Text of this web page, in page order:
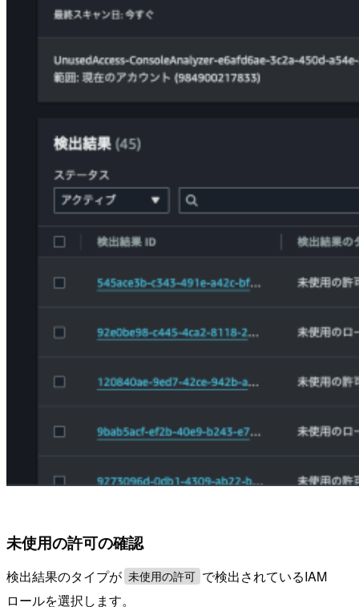
未使用の許可の確認
検出結果のタイプが 未使用の許可 で検出されているIAM
ロールを選択します。